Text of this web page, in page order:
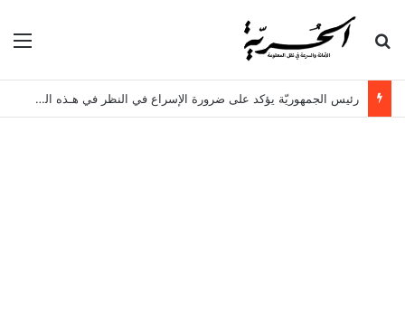
بحث عن
رئيس الجمهوريّة يؤكد على ضرورة الإسراع في النظر في هـذه الملفات